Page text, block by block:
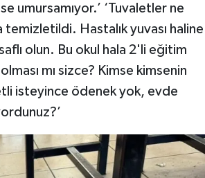
umursamıyor.’ ‘Tuvaletler ne
Hastalık yuvası haline
olun. Bu okul hala 2'li eğitim
mı sizce? Kimse kimsenin
isteyince ödenek yok, evde